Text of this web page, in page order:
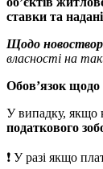
ставки та
Щодо
власності на
Обов’язок щодо
У випадку, якщо
податкового
❗️ У разі якщо